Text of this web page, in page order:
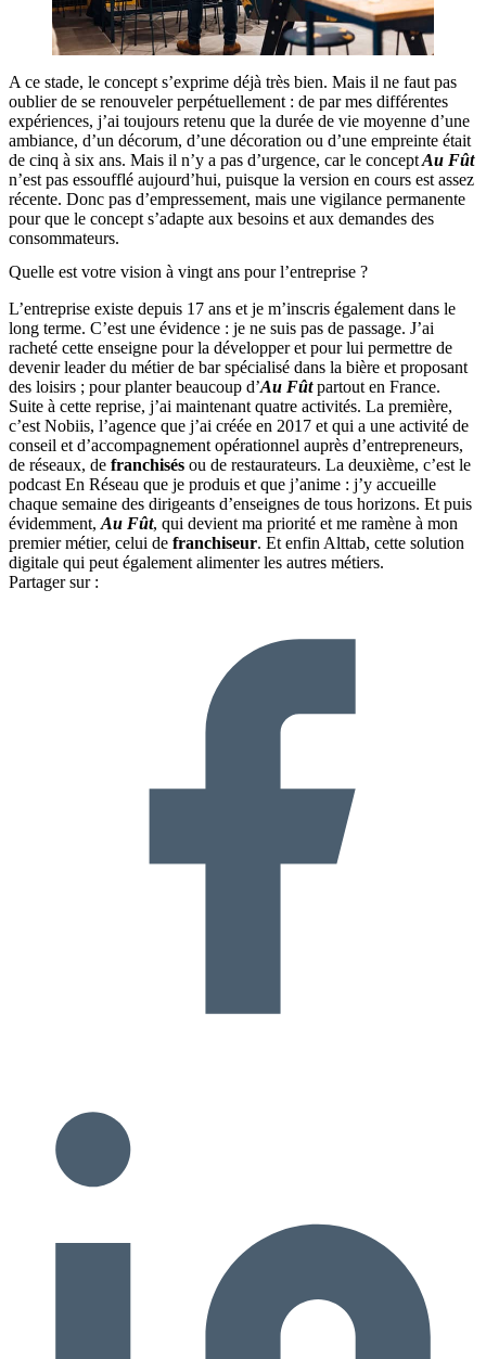
A ce stade, le concept s’exprime déjà très bien. Mais il ne faut pas
oublier de se renouveler perpétuellement : de par mes différentes
expériences, j’ai toujours retenu que la durée de vie moyenne d’une
ambiance, d’un décorum, d’une décoration ou d’une empreinte était
de cinq à six ans. Mais il n’y a pas d’urgence, car le conceptAu Fût
n’est pas essoufflé aujourd’hui, puisque la version en cours est assez
récente. Donc pas d’empressement, mais une vigilance permanente
pour que le concept s’adapte aux besoins et aux demandes des
consommateurs.
Quelle est votre vision à vingt ans pour l’entreprise ?
L’entreprise existe depuis 17 ans et je m’inscris également dans le
long terme. C’est une évidence : je ne suis pas de passage. J’ai
racheté cette enseigne pour la développer et pour lui permettre de
devenir leader du métier de bar spécialisé dans la bière et proposant
des loisirs ; pour planter beaucoup d’Au Fûtpartout en France.
Suite à cette reprise, j’ai maintenant quatre activités. La première,
c’est Nobiis, l’agence que j’ai créée en 2017 et qui a une activité de
conseil et d’accompagnement opérationnel auprès d’entrepreneurs,
de réseaux, de franchisés ou de restaurateurs. La deuxième, c’est le
podcast En Réseau que je produis et que j’anime : j’y accueille
chaque semaine des dirigeants d’enseignes de tous horizons. Et puis
évidemment,Au Fût, qui devient ma priorité et me ramène à mon
premier métier, celui de franchiseur. Et enfin Alttab, cette solution
digitale qui peut également alimenter les autres métiers.
Partager sur :